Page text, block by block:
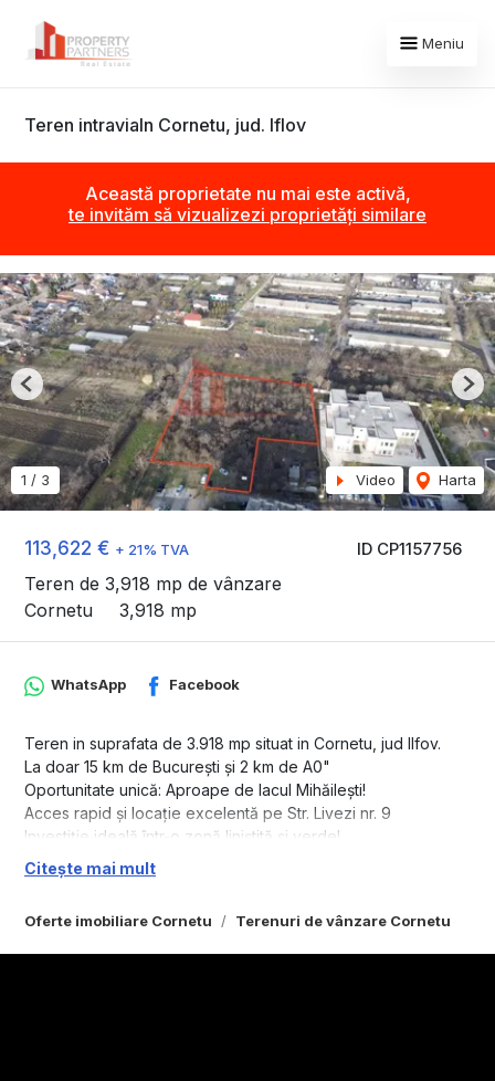
Meniu
Teren intravialn Cornetu, jud. Iflov
Această proprietate nu mai este activă,
te invităm să vizualizezi proprietăți similare
ID CP1157756
113,622 € + 21% TVA
Teren de 3,918 mp de vânzare
Cornetu
3,918 mp
1 / 3 Video Harta
Previous
Oferte imobiliare Cornetu Terenuri de vânzare Cornetu
WhatsApp Facebook
Teren in suprafata de 3.918 mp situat in Cornetu, jud Ilfov.
La doar 15 km de București și 2 km de A0"
Oportunitate unică: Aproape de lacul Mihăilești!
Acces rapid și locație excelentă pe Str. Livezi nr. 9
Investiție ideală într-o zonă liniștită și verde!
Conexiuni facile cu Bucureștiul și natura
Visează, construiește și profită!
Citește mai mult